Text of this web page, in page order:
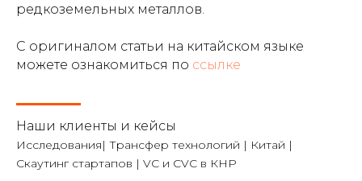
редкоземельных металлов.
С оригиналом статьи на китайском языке
можете ознакомиться по ссылке
Наши клиенты и кейсы
Исследования| Трансфер технологий | Китай |
Скаутинг стартапов | VC и CVC в КНР